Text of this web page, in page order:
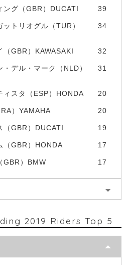
ング（GBR）DUCATI 39
ットリオグル（TUR）
34
（GBR）KAWASAKI 32
デル・マーク（NLD）
31
ィスタ（ESP）HONDA 20
）YAMAHA 20
（GBR）DUCATI 19
（GBR）HONDA 17
GBR）BMW 17
2019 Riders Top 5